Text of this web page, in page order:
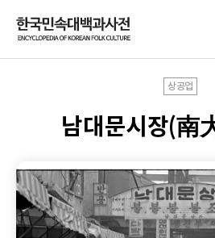
상공업
남대문시장(南